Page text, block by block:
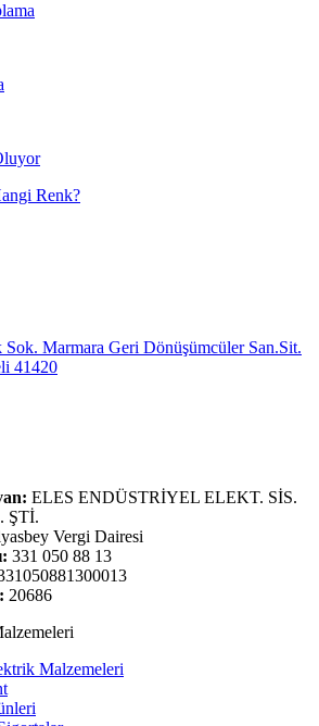
Renk?
Sok. Marmara Geri Dönüşümcüler San.Sit.
41420
ELES ENDÜSTRİYEL ELEKT. SİS.
ŞTİ.
Vergi Dairesi
331 050 88 13
20686
Malzemeleri